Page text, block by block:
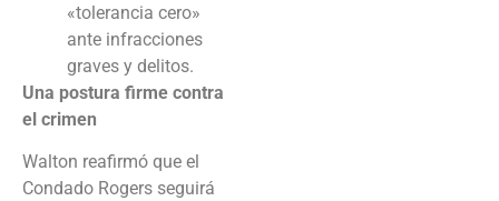
«tolerancia cero»
ante infracciones
graves y delitos.
Una postura firme contra
el crimen
Walton reafirmó que el
Condado Rogers seguirá